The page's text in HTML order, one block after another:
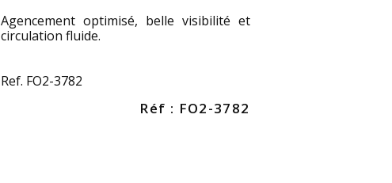
Agencement optimisé, belle visibilité et
circulation fluide.
Ref. FO2-3782
Réf : FO2-3782